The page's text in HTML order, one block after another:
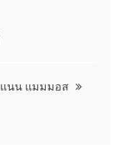
แนน แมมมอส